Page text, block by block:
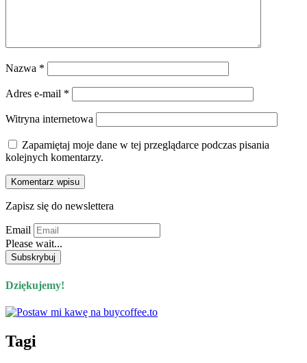
Nazwa *
Adres e-mail *
Witryna internetowa
Zapamiętaj moje dane w tej przeglądarce podczas pisania
kolejnych komentarzy.
Zapisz się do newslettera
Email
Please wait...
Dziękujemy!
Tagi